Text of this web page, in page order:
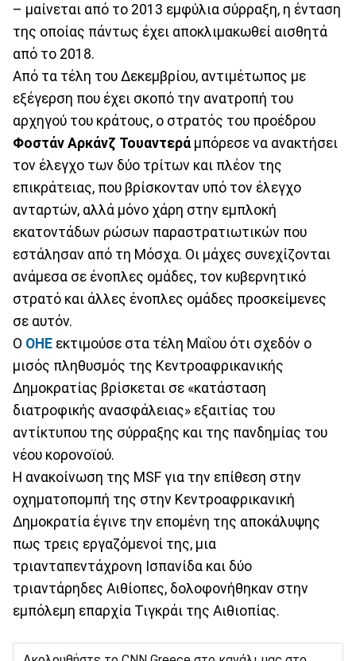
– μαίνεται από το 2013 εμφύλια σύρραξη, η ένταση
της οποίας πάντως έχει αποκλιμακωθεί αισθητά
από το 2018.
Από τα τέλη του Δεκεμβρίου, αντιμέτωπος με
εξέγερση που έχει σκοπό την ανατροπή του
αρχηγού του κράτους, ο στρατός του προέδρου
Φοστάν Αρκάνζ Τουαντερά μπόρεσε να ανακτήσει
τον έλεγχο των δύο τρίτων και πλέον της
επικράτειας, που βρίσκονταν υπό τον έλεγχο
ανταρτών, αλλά μόνο χάρη στην εμπλοκή
εκατοντάδων ρώσων παραστρατιωτικών που
εστάλησαν από τη Μόσχα. Οι μάχες συνεχίζονται
ανάμεσα σε ένοπλες ομάδες, τον κυβερνητικό
στρατό και άλλες ένοπλες ομάδες προσκείμενες
σε αυτόν.
Ο ΟΗΕ εκτιμούσε στα τέλη Μαΐου ότι σχεδόν ο
μισός πληθυσμός της Κεντροαφρικανικής
Δημοκρατίας βρίσκεται σε «κατάσταση
διατροφικής ανασφάλειας» εξαιτίας του
αντίκτυπου της σύρραξης και της πανδημίας του
νέου κορονοϊού.
Η ανακοίνωση της MSF για την επίθεση στην
οχηματοπομπή της στην Κεντροαφρικανική
Δημοκρατία έγινε την επομένη της αποκάλυψης
πως τρεις εργαζόμενοί της, μια
τριανταπεντάχρονη Ισπανίδα και δύο
τριαντάρηδες Αιθίοπες, δολοφονήθηκαν στην
εμπόλεμη επαρχία Τιγκράι της Αιθιοπίας.